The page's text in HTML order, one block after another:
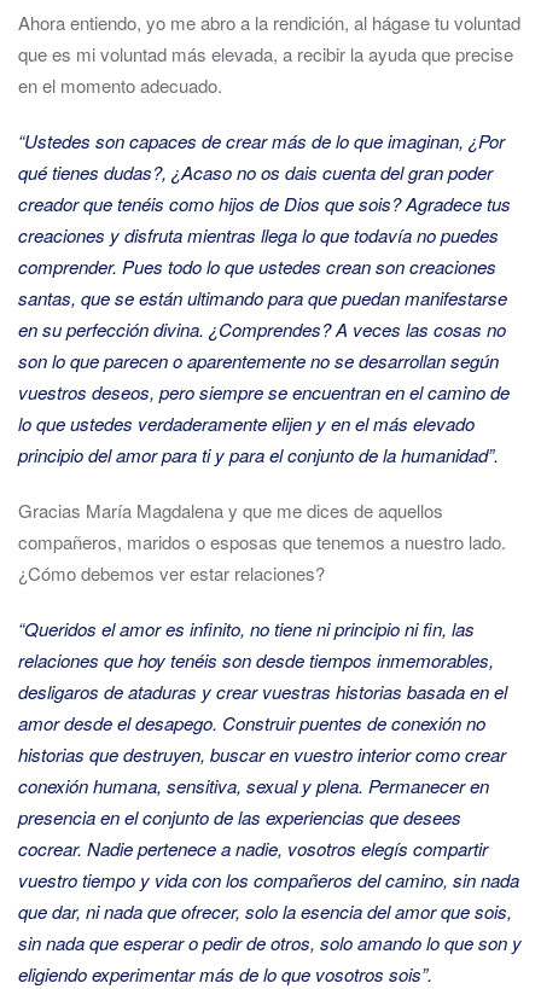
Ahora entiendo, yo me abro a la rendición, al hágase tu voluntad
que es mi voluntad más elevada, a recibir la ayuda que precise
en el momento adecuado.
“Ustedes son capaces de crear más de lo que imaginan, ¿Por
qué tienes dudas?, ¿Acaso no os dais cuenta del gran poder
creador que tenéis como hijos de Dios que sois? Agradece tus
creaciones y disfruta mientras llega lo que todavía no puedes
comprender. Pues todo lo que ustedes crean son creaciones
santas, que se están ultimando para que puedan manifestarse
en su perfección divina. ¿Comprendes? A veces las cosas no
son lo que parecen o aparentemente no se desarrollan según
vuestros deseos, pero siempre seencuentran en el camino de
lo que ustedes verdaderamente elijen y en el más elevado
principio del amor para ti y para el conjunto de la humanidad”.
Gracias María Magdalena y que me dices de aquellos
compañeros, maridos o esposas que tenemos a nuestro lado.
¿Cómo debemos ver estar relaciones?
“Queridos el amor es infinito, no tiene ni principio ni fin, las
relaciones que hoy tenéis son desde tiempos inmemorables,
desligaros de ataduras y crear vuestras historias basada en el
amor desde el desapego. Construir puentes de conexión no
historias que destruyen, buscar en vuestro interior como crear
conexión humana, sensitiva, sexual y plena. Permanecer en
presencia en el conjunto de las experiencias que desees
cocrear. Nadie pertenece a nadie, vosotros elegís compartir
vuestro tiempo y vida con los compañeros del camino, sin nada
que dar, ni nada que ofrecer, solo la esencia del amor que sois,
sin nada que esperar o pedir de otros, solo amando lo que son y
eligiendo experimentar más de lo que vosotros sois”.